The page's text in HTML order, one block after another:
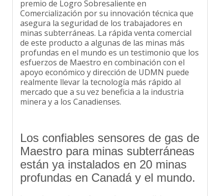
Comercialización por su innovación técnica que
asegura la seguridad de los trabajadores en
minas subterráneas. La rápida venta comercial
de este producto a algunas de las minas más
profundas en el mundo es un testimonio que los
esfuerzos de Maestro en combinación con el
apoyo económico y dirección de UDMN puede
realmente llevar la tecnología más rápido al
mercado que a su vez beneficia a la industria
minera y a los Canadienses.
Los confiables sensores de gas de
Maestro para minas subterráneas
están ya instalados en 20 minas
profundas en Canadá y el mundo.